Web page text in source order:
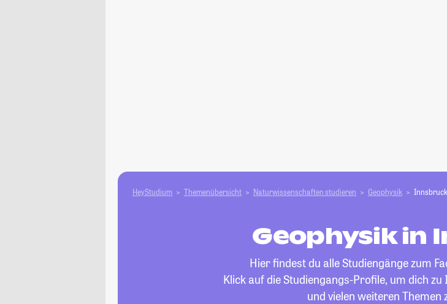
HeyStudium Themenübersicht Natur­wissenschaften studieren Geophysik Innsbruck
Geophysik in
Hier findest du alle Studiengänge zum
Klick auf die Studiengangs-Profile, um dich
und vielen weiteren